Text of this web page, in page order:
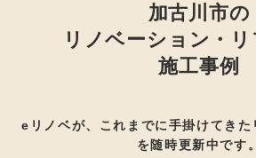
加古川市の
リノベーション・
施工事例
eリノベが、これまでに手掛けてきた
を随時更新中です。